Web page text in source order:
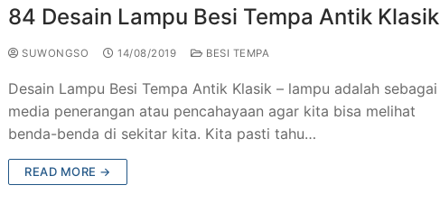
Tempa
Murah Jakarta
Klasik
Antik
Jakarta
Tangga Besi Tempa Klasik Mewah
Besi Tempa Antik Mewah
84 Desain Lampu Besi Tempa Antik Klasik
SUWONGSO 14/08/2019 BESI TEMPA
Desain Lampu Besi Tempa Antik Klasik – lampu adalah sebagai
media penerangan atau pencahayaan agar kita bisa melihat
benda-benda di sekitar kita. Kita pasti tahu…
READ MORE →